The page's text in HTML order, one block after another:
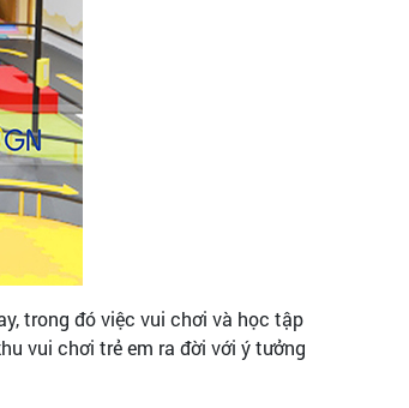
trong đó việc vui chơi và học tập
vui chơi trẻ em ra đời với ý tưởng